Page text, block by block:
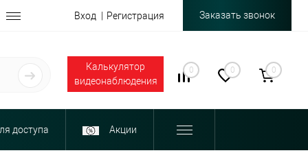
Вход Регистрация Заказать звонок
Калькулятор
видеонаблюдения
0 0 0
доступа Акции